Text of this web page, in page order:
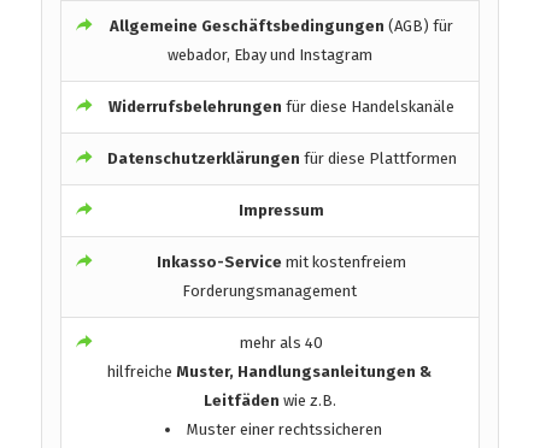
Allgemeine Geschäftsbedingungen (AGB) für
webador, Ebay und Instagram
Widerrufsbelehrungenfür diese Handelskanäle
Datenschutzerklärungen für diese Plattformen
Impressum
Inkasso-Service mit kostenfreiem
Forderungsmanagement
mehr als 40
hilfreicheMuster, Handlungsanleitungen &
Leitfäden wie z.B.
Muster einer rechtssicheren